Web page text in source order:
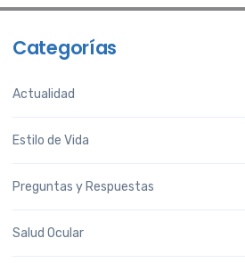
Categorías
Actualidad
Estilo de Vida
Preguntas y Respuestas
Salud Ocular